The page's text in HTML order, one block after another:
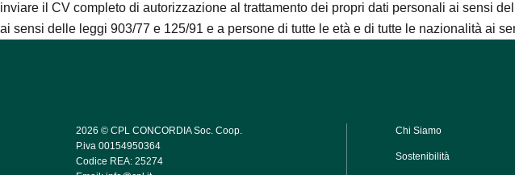
inviare il CV completo di autorizzazione al trattamento dei propri dati personali ai sensi
ai sensi delle leggi 903/77 e 125/91 e a persone di tutte le età e di tutte le nazionalità ai
2026 © CPL CONCORDIA Soc. Coop.
P.iva 00154950364
Codice REA: 25274
Chi Siamo
Sostenibilità